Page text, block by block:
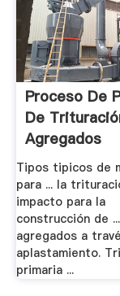
Proceso De
De
Agregados
Tipos tipicos de
para ... la
impacto para la
construcción de
agregados a
aplastamiento.
primaria ...